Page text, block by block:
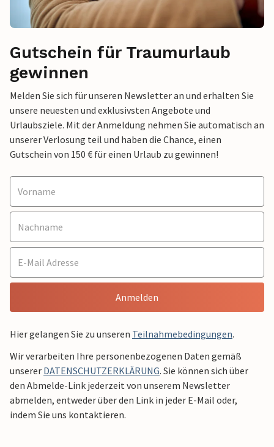
Gutschein für Traumurlaub
gewinnen
Melden Sie sich für unseren Newsletter an und erhalten Sie
unsere neuesten und exklusivsten Angebote und
Urlaubsziele. Mit der Anmeldung nehmen Sie automatisch an
unserer Verlosung teil und haben die Chance, einen
Gutschein von 150 € für einen Urlaub zu gewinnen!
Anmelden
Hier gelangen Sie zu unseren Teilnahmebedingungen.
Wir verarbeiten Ihre personenbezogenen Daten gemäß
unserer DATENSCHUTZERKLÄRUNG. Sie können sich über
den Abmelde-Link jederzeit von unserem Newsletter
abmelden, entweder über den Link in jeder E-Mail oder,
indem Sie uns kontaktieren.